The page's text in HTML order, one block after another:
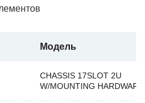
Модель
CHASSIS 17SLOT 2U
W/MOUNTING HARDWARE